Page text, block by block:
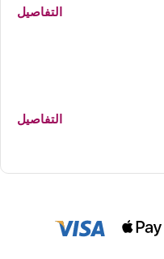
التفاصيل
التفاصيل